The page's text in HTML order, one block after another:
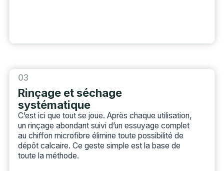
03
Rinçage et séchage
systématique
C’est ici que tout se joue. Après chaque utilisation,
un rinçage abondant suivi d’un essuyage complet
au chiffon microfibre élimine toute possibilité de
dépôt calcaire. Ce geste simple est la base de
toute la méthode.